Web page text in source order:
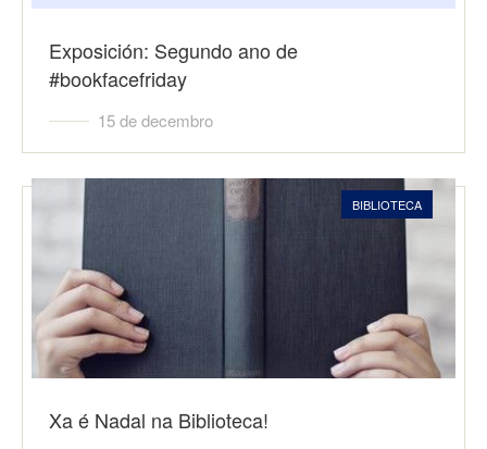
Exposición: Segundo ano de
#bookfacefriday
15 de decembro
BIBLIOTECA
Xa é Nadal na Biblioteca!